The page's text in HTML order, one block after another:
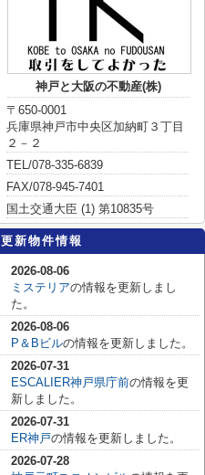
神戸と大阪の不動産(株)
〒650-0001
兵庫県神戸市中央区加納町３丁目
２－２
TEL/078-335-6839
FAX/078-945-7401
国土交通大臣 (1) 第10835号
更新物件情報
2026-08-06
ミステリアの情報を更新しまし
た。
2026-08-06
P＆Bビルの情報を更新しました。
2026-07-31
ESCALIER神戸県庁前の情報を更
新しました。
2026-07-31
ER神戸の情報を更新しました。
2026-07-28